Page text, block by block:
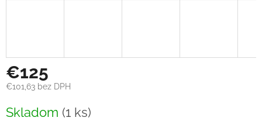
€125
€101,63 bez DPH
cena:
Skladom (1 ks)